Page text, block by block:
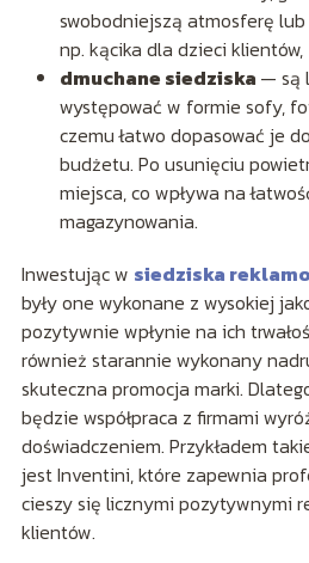
swobodniejszą atmosferę
np. kącika dla dzieci klientów,
dmuchane siedziska — są
występować w formie sofy,
czemu łatwo dopasować je
budżetu. Po usunięciu
miejsca, co wpływa na
magazynowania.
Inwestując w siedziska
były one wykonane z wysokiej
pozytywnie wpłynie na ich
również starannie wykonany
skuteczna promocja marki.
będzie współpraca z firmami
doświadczeniem. Przykładem
jest Inventini, które zapewnia
cieszy się licznymi pozytywnymi
klientów.